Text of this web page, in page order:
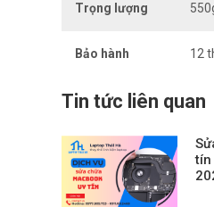
Trọng lượng
Bảo hành 12
Tin tức liên quan
tín